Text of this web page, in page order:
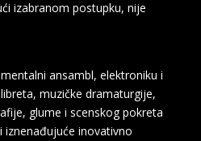
izabranom postupku, nije
ansambl, elektroniku i
muzičke dramaturgije,
glume i scenskog pokreta
inovativno